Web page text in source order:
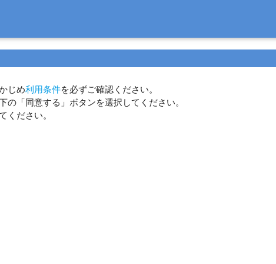
じめ利用条件を必ずご確認ください。
「同意する」ボタンを選択してください。
ください。